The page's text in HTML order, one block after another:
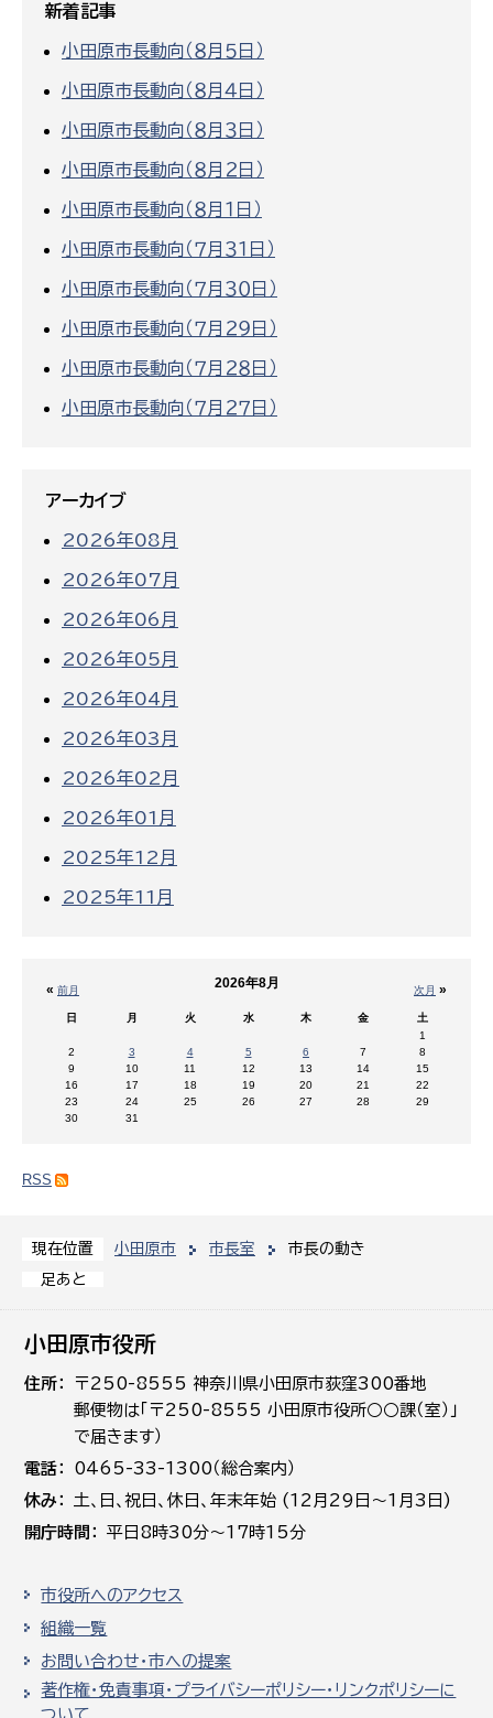
現在位置 小田原市 市長室
市長の動き
足あと
新着記事
小田原市長動向（８月５日）
小田原市長動向（８月４日）
小田原市長動向（８月３日）
小田原市長動向（８月２日）
小田原市長動向（８月１日）
小田原市長動向（７月３１日）
小田原市長動向（７月３０日）
小田原市長動向（７月２９日）
小田原市長動向（７月２８日）
小田原市長動向（７月２７日）
アーカイブ
2026年08月
2026年07月
2026年06月
2026年05月
2026年04月
2026年03月
2026年02月
2026年01月
2025年12月
2025年11月
« 前月 次月 »
2026年8月
日 月 火 水 木 金
土
1
2
3 4 5 6 7
8
9
10 11 12 13 14
15
16
17 18 19 20 21
22
23
24 25 26 27 28
29
30
31
RSS
小田原市役所
住所
〒250-8555 神奈川県小田原市荻窪300番地
郵便物は「〒250-8555 小田原市役所○○課（室）」
で届きます）
電話
0465-33-1300（総合案内）
休み
土､日､祝日、休日、年末年始 (12月29日～1月3日)
開庁時間
平日8時30分～17時15分
市役所へのアクセス
組織一覧
お問い合わせ・市への提案
著作権・免責事項・プライバシーポリシー・リンクポリシーに
ついて